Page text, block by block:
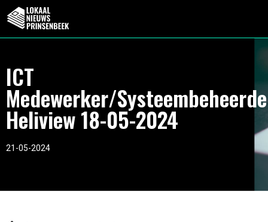
ICT
Medewerker/
Heliview 18-05-2024
21-05-2024